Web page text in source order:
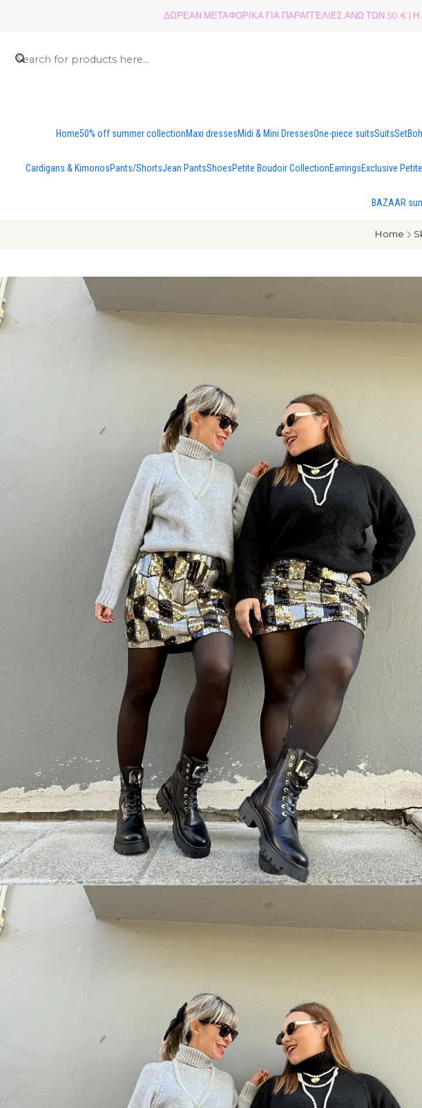
Home50% off summer collectionMaxi dressesMidi & Mini DressesOne-piece suitsSuitsSet
Cardigans & KimonosPants/ShortsJean PantsShoesPetite Boudoir CollectionEarringsExclusive
BAZAAR
ΔΩΡΕΑΝ ΜΕΤΑΦΟΡΙΚΑ ΓΙΑ ΠΑΡΑΓΓΕΛΙΕΣ ΑΝΩ ΤΩΝ 50 € | Η
Home